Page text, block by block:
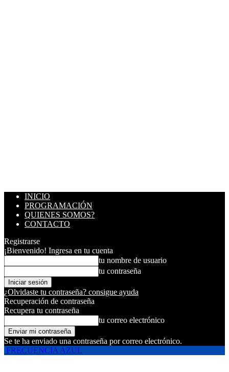
INICIO
PROGRAMACIÓN
QUIENES SOMOS?
CONTACTO
Registrarse
¡Bienvenido! Ingresa en tu cuenta
tu nombre de usuario
tu contraseña
¿Olvidaste tu contraseña? consigue ayuda
Recuperación de contraseña
Recupera tu contraseña
tu correo electrónico
Se te ha enviado una contraseña por correo electrónico.
FRECUENCIA AZUL